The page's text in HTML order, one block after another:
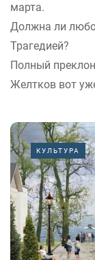
марта.
Должна ли
Трагедией?
Полный
Желтков вот
КУЛЬТУРА